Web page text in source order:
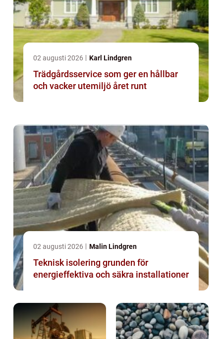
02 augusti 2026 Karl Lindgren
Trädgårdsservice som ger en hållbar
och vacker utemiljö året runt
02 augusti 2026 Malin Lindgren
Teknisk isolering grunden för
energieffektiva och säkra installationer